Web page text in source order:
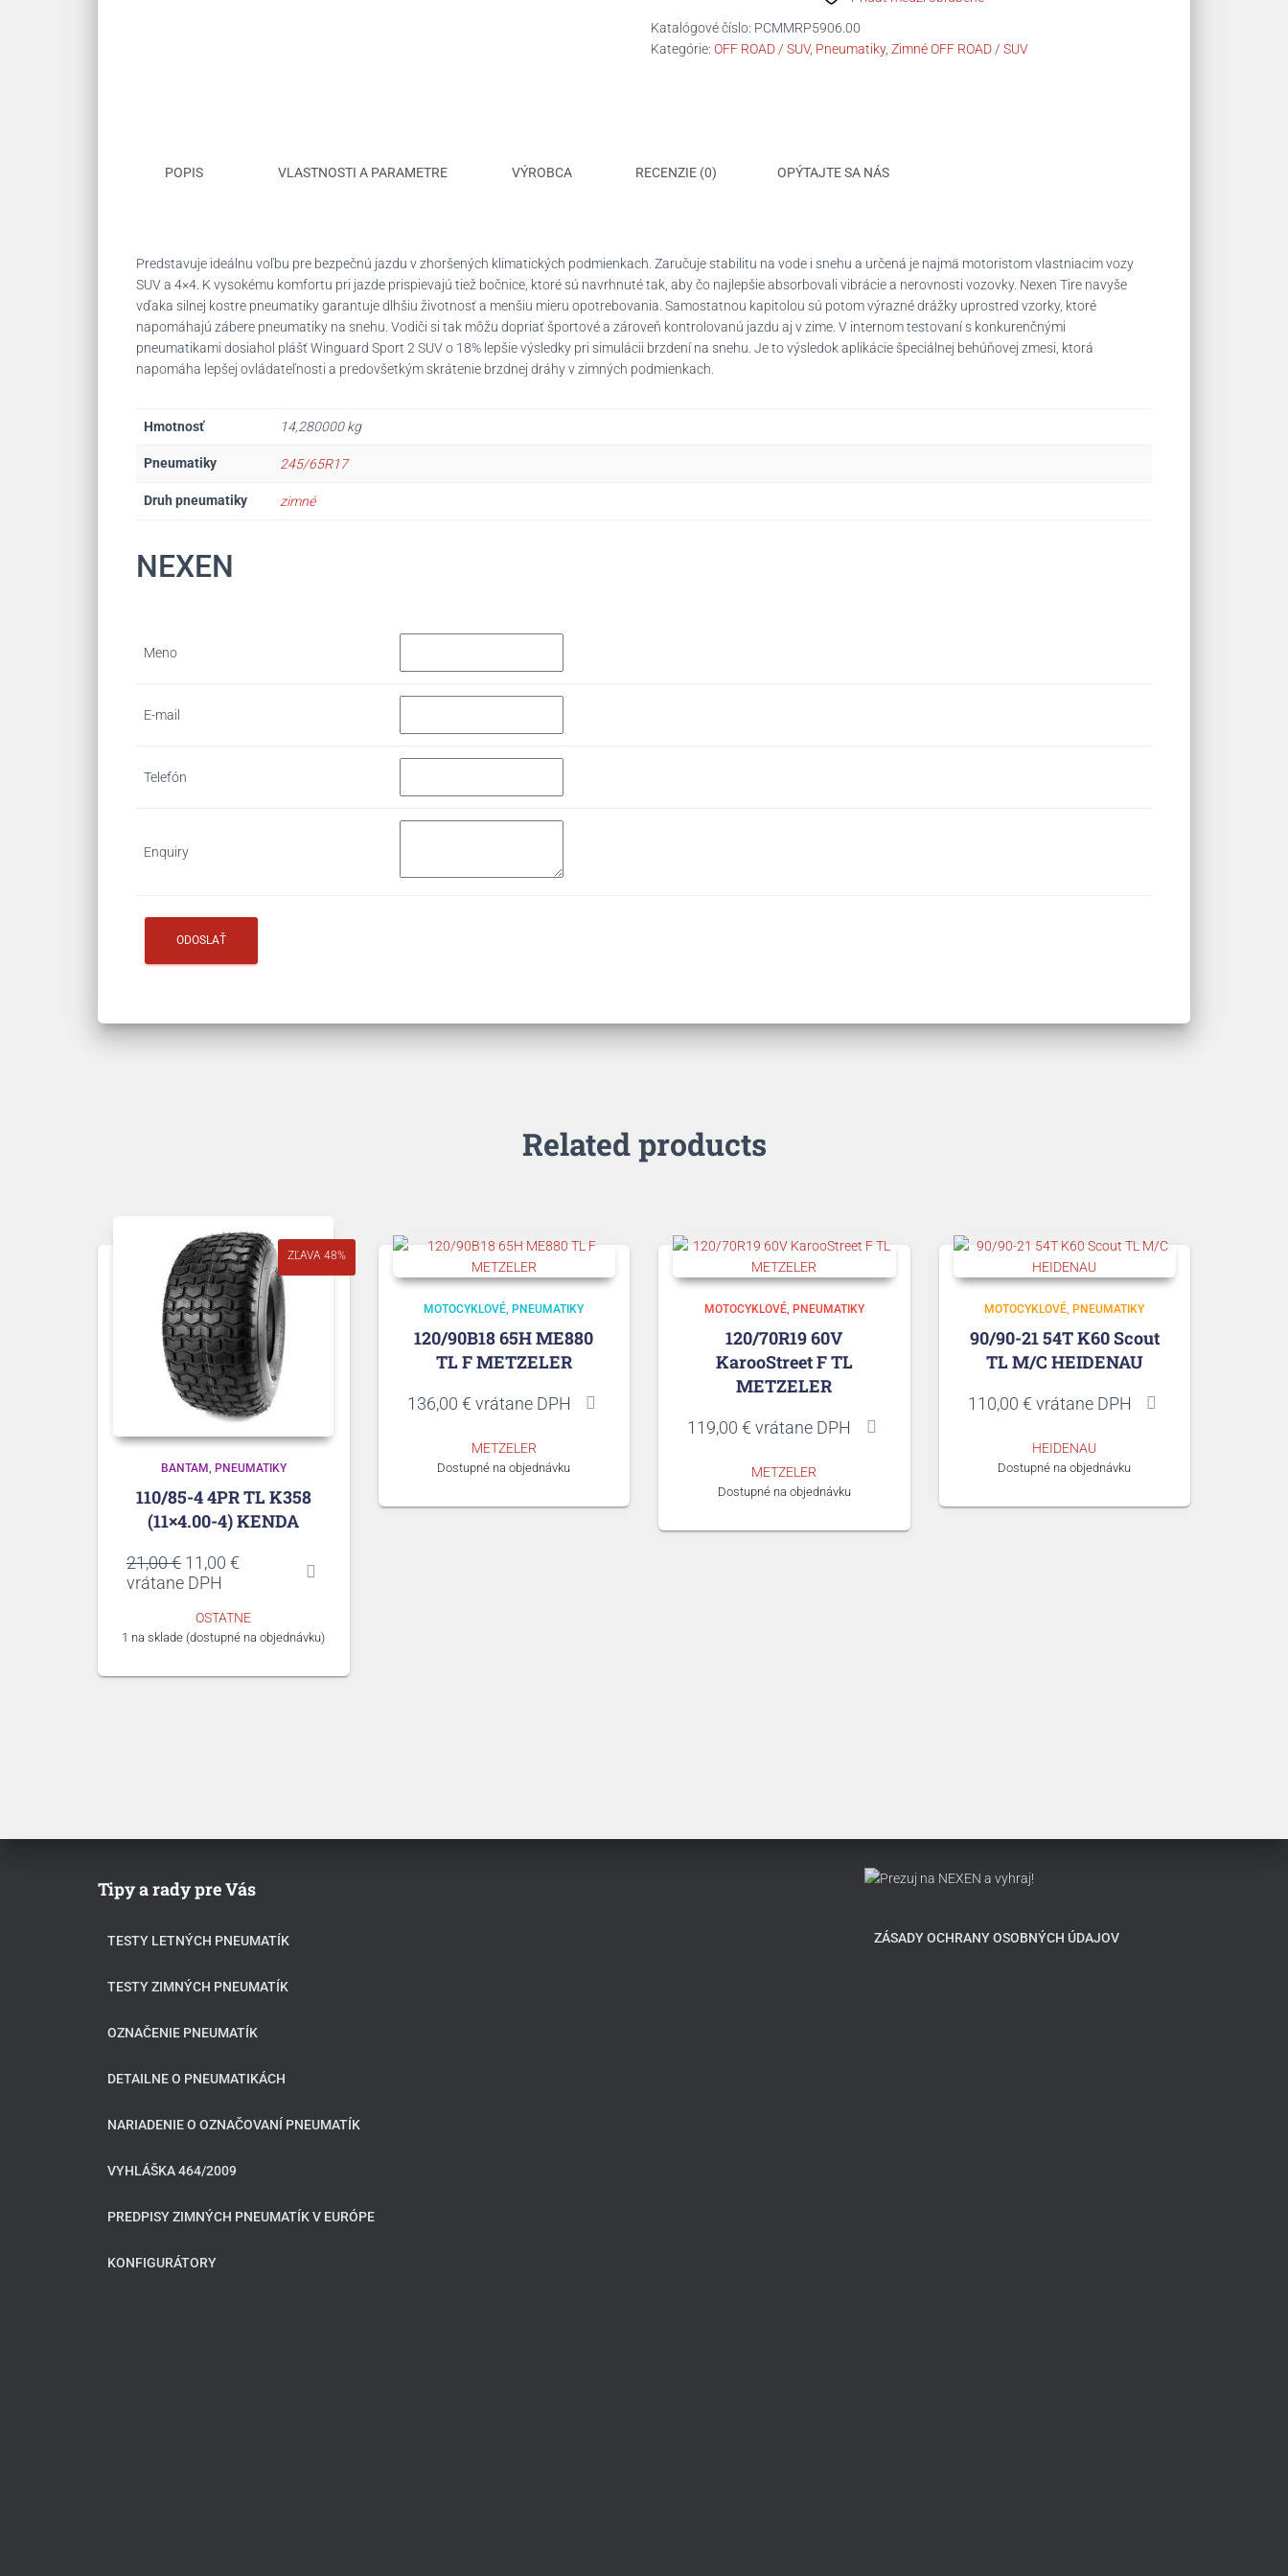
Sport
2
Katalógové číslo: PCMMRP5906.00
Kategórie: OFF ROAD / SUV, Pneumatiky, Zimné OFF ROAD / SUV
POPIS VLASTNOSTI A PARAMETRE VÝROBCA RECENZIE (0) OPÝTAJTE SA NÁS
Predstavuje ideálnu voľbu pre bezpečnú jazdu v zhoršených klimatických podmienkach. Zaručuje stabilitu na vode i snehu a určená je najmä motoristom vlastniacim vozy
SUV a 4×4. K vysokému komfortu pri jazde prispievajú tiež bočnice, ktoré sú navrhnuté tak, aby čo najlepšie absorbovali vibrácie a nerovnosti vozovky. Nexen Tire navyše
vďaka silnej kostre pneumatiky garantuje dlhšiu životnosť a menšiu mieru opotrebovania. Samostatnou kapitolou sú potom výrazné drážky uprostred vzorky, ktoré
napomáhajú zábere pneumatiky na snehu. Vodiči si tak môžu dopriať športové a zároveň kontrolovanú jazdu aj v zime. V internom testovaní s konkurenčnými
pneumatikami dosiahol plášť Winguard Sport 2 SUV o 18% lepšie výsledky pri simulácii brzdení na snehu. Je to výsledok aplikácie špeciálnej behúňovej zmesi, ktorá
napomáha lepšej ovládateľnosti a predovšetkým skrátenie brzdnej dráhy v zimných podmienkach.
Hmotnosť 14,280000 kg
Pneumatiky 245/65R17
Druh pneumatiky zimné
NEXEN
Meno
E-mail
Telefón
Enquiry
Related products
ZĽAVA 48%
BANTAM PNEUMATIKY
110/85-4 4PR TL K358
(11×4.00-4) KENDA
21,00€ Pôvodná
cena
21,00 €.
11,00 €
11,00 €.
vrátane DPH
OSTATNE
1 na sklade (dostupné na objednávku)
MOTOCYKLOVÉ PNEUMATIKY
120/90B18 65H ME880
TL F METZELER
136,00 € vrátane DPH
METZELER
Dostupné na objednávku
MOTOCYKLOVÉ PNEUMATIKY
120/70R19 60V
KarooStreet F TL
METZELER
119,00 € vrátane DPH
METZELER
Dostupné na objednávku
MOTOCYKLOVÉ PNEUMATIKY
90/90-21 54T K60 Scout
TL M/C HEIDENAU
110,00 € vrátane DPH
HEIDENAU
Dostupné na objednávku
Tipy a rady pre Vás
TESTY LETNÝCH PNEUMATÍK
TESTY ZIMNÝCH PNEUMATÍK
OZNAČENIE PNEUMATÍK
DETAILNE O PNEUMATIKÁCH
NARIADENIE O OZNAČOVANÍ PNEUMATÍK
VYHLÁŠKA 464/2009
PREDPISY ZIMNÝCH PNEUMATÍK V EURÓPE
KONFIGURÁTORY
ZÁSADY OCHRANY OSOBNÝCH ÚDAJOV